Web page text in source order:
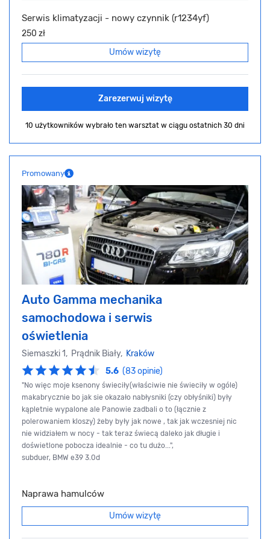
Serwis klimatyzacji - nowy czynnik (r1234yf)
250 zł
Umów wizytę
Zarezerwuj wizytę
10 użytkowników wybrało ten warsztat w ciągu ostatnich 30 dni
Promowany
Auto Gamma mechanika
samochodowa i serwis
oświetlenia
Siemaszki 1, Prądnik Biały, Kraków
5.6 (83 opinie)
"No więc moje ksenony świeciły(właściwie nie świeciły w ogóle)
makabrycznie bo jak sie okazało nabłysniki (czy obłyśniki) były
kąpletnie wypalone ale Panowie zadbali o to (łącznie z
polerowaniem kloszy) żeby były jak nowe , tak jak wczesniej nic
nie widziałem w nocy - tak teraz świecą daleko jak długie i
doświetlone pobocza idealnie - co tu dużo...",
subduer, BMW e39 3.0d
Naprawa hamulców
Umów wizytę